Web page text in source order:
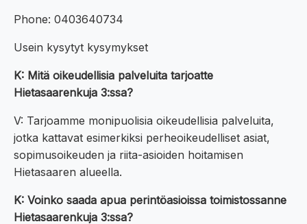
Phone: 0403640734
Usein kysytyt kysymykset
K: Mitä oikeudellisia palveluita tarjoatte
Hietasaarenkuja 3:ssa?
V: Tarjoamme monipuolisia oikeudellisia palveluita,
jotka kattavat esimerkiksi perheoikeudelliset asiat,
sopimusoikeuden ja riita-asioiden hoitamisen
Hietasaaren alueella.
K: Voinko saada apua perintöasioissa toimistossanne
Hietasaarenkuja 3:ssa?